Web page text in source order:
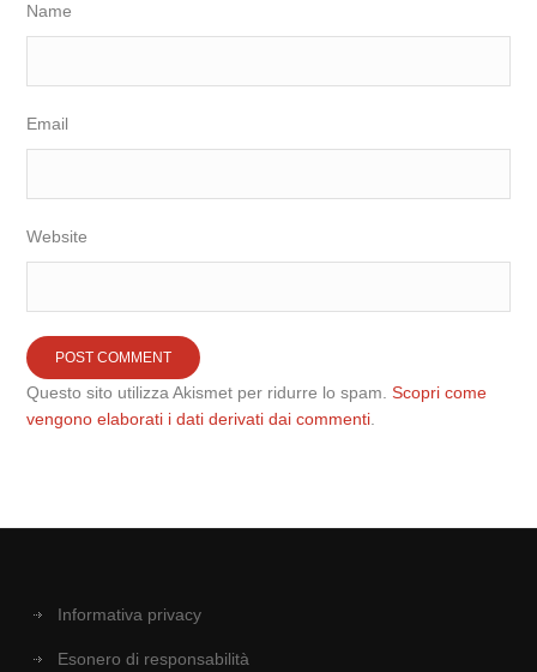
Name
Email
Website
Questo sito utilizza Akismet per ridurre lo spam.Scopri come
vengono elaborati i dati derivati dai commenti
Informativa privacy
Esonero di responsabilità